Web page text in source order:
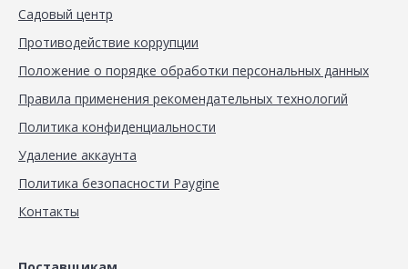
Садовый центр
Противодействие коррупции
Положение о порядке обработки персональных данных
Правила применения рекомендательных технологий
Политика конфиденциальности
Удаление аккаунта
Политика безопасности Paygine
Контакты